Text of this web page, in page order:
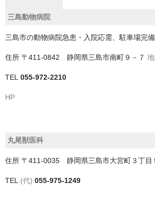
京都市以外
神戸市
神戸市以外
千葉県
三島動物病院
三島市の動物病院急患・入院応需、駐車場完備
住所 〒411-0842 静岡県三島市南町９－７
TEL 055-972-2210
HP
丸尾獣医科
住所 〒411-0035 静岡県三島市大宮町３丁目
TEL (代) 055-975-1249